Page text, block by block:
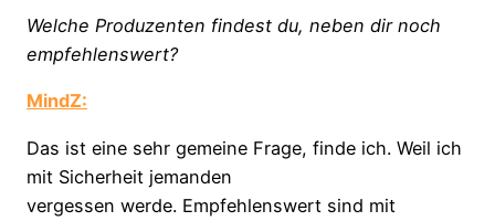
Welche Produzenten findest du, neben dir noch
empfehlenswert?
MindZ:
Das ist eine sehr gemeine Frage, finde ich. Weil ich
mit Sicherheit jemanden
vergessen werde. Empfehlenswert sind mit